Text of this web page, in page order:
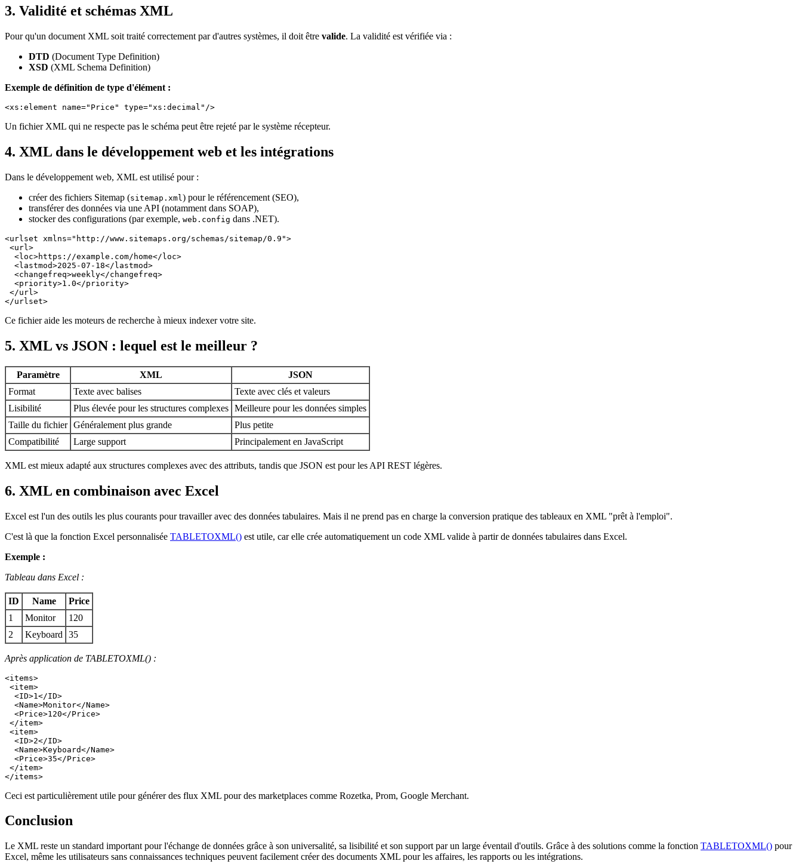
3. Validité et schémas XML
Pour qu'un document XML soit traité correctement par d'autres systèmes, il doit être valide. La validité est vérifiée via :
DTD (Document Type Definition)
XSD (XML Schema Definition)
Exemple de définition de type d'élément :
<xs:element name="Price" type="xs:decimal"/>
Un fichier XML qui ne respecte pas le schéma peut être rejeté par le système récepteur.
4. XML dans le développement web et les intégrations
Dans le développement web, XML est utilisé pour :
créer des fichiers Sitemap (sitemap.xml ) pour le référencement (SEO),
transférer des données via une API (notamment dans SOAP),
stocker des configurations (par exemple, web.config dans .NET).
<urlset xmlns="http://www.sitemaps.org/schemas/sitemap/0.9">
<url>
  <loc>https://example.com/home</loc>
  <lastmod>2025-07-18</lastmod>
  <changefreq>weekly</changefreq>
  <priority>1.0</priority>
</url>
</urlset>
Ce fichier aide les moteurs de recherche à mieux indexer votre site.
5. XML vs JSON : lequel est le meilleur ?
Paramètre XML
JSON
Format
Texte avec balises
Texte avec clés et valeurs
Lisibilité
Plus élevée pour les structures complexes Meilleure pour les données simples
Taille du fichier Généralement plus grande
Plus petite
Compatibilité
Large support Principalement en JavaScript
XML est mieux adapté aux structures complexes avec des attributs, tandis que JSON est pour les API REST légères.
6. XML en combinaison avec Excel
Excel est l'un des outils les plus courants pour travailler avec des données tabulaires. Mais il ne prend pas en charge la conversion pratique des tableaux en XML "prêt à l'emploi".
C'est là que la fonction Excel personnalisée TABLETOXML() est utile, car elle crée automatiquement un code XML valide à partir de données tabulaires dans Excel.
Exemple :
Tableau dans Excel :
ID Name
Price
1
Monitor
120
2
Keyboard 35
Après application de TABLETOXML() :
<items>
<item>
  <ID>1</ID>
  <Name>Monitor</Name>
  <Price>120</Price>
</item>
<item>
  <ID>2</ID>
  <Name>Keyboard</Name>
  <Price>35</Price>
</item>
</items>
Ceci est particulièrement utile pour générer des flux XML pour des marketplaces comme Rozetka, Prom, Google Merchant.
Conclusion
Le XML reste un standard important pour l'échange de données grâce à son universalité, sa lisibilité et son support par un large éventail d'outils. Grâce à des solutions comme la fonction TABLETOXML() pour
Excel, même les utilisateurs sans connaissances techniques peuvent facilement créer des documents XML pour les affaires, les rapports ou les intégrations.